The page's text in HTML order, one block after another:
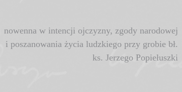
nowenna w intencji ojczyzny, zgody narodowej
i poszanowania życia ludzkiego przy grobie bł.
ks. Jerzego Popiełuszki